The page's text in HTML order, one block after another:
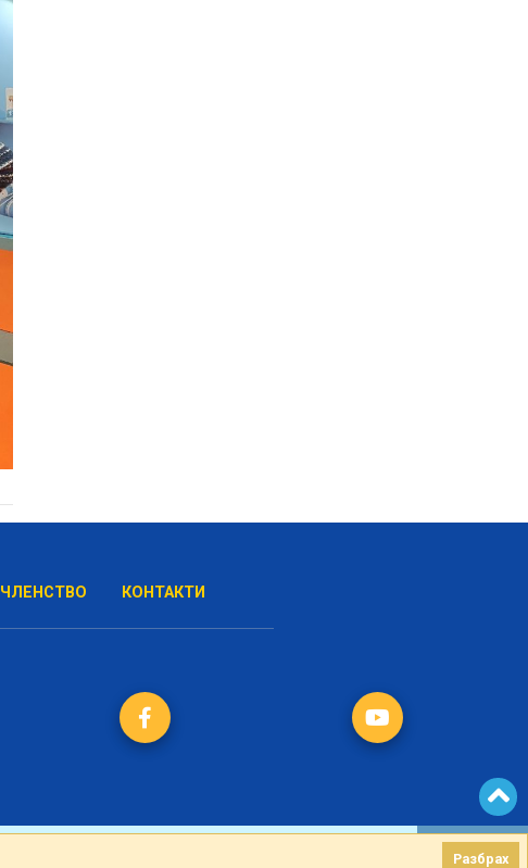
Разбрах
Разбрах
ЧЛЕНСТВО КОНТАКТИ